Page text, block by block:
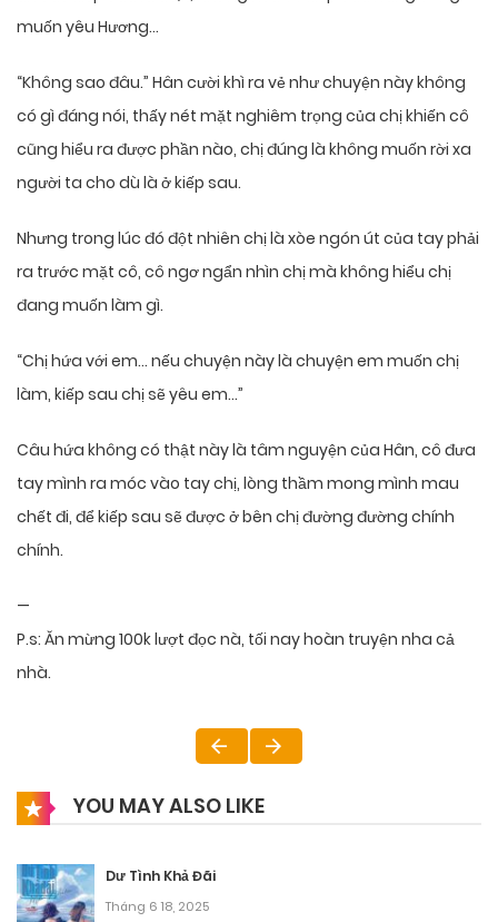
muốn yêu Hương…
“Không sao đâu.” Hân cười khì ra vẻ như chuyện này không
có gì đáng nói, thấy nét mặt nghiêm trọng của chị khiến cô
cũng hiểu ra được phần nào, chị đúng là không muốn rời xa
người ta cho dù là ở kiếp sau.
Nhưng trong lúc đó đột nhiên chị là xòe ngón út của tay phải
ra trước mặt cô, cô ngơ ngẩn nhìn chị mà không hiểu chị
đang muốn làm gì.
“Chị hứa với em… nếu chuyện này là chuyện em muốn chị
làm, kiếp sau chị sẽ yêu em…”
Câu hứa không có thật này là tâm nguyện của Hân, cô đưa
tay mình ra móc vào tay chị, lòng thầm mong mình mau
chết đi, để kiếp sau sẽ được ở bên chị đường đường chính
chính.
—
P.s: Ăn mừng 100k lượt đọc nà, tối nay hoàn truyện nha cả
nhà.
YOU MAY ALSO LIKE
Dư Tình Khả Đãi
Tháng 6 18, 2025